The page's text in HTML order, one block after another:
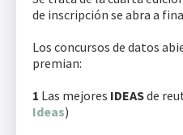
de inscripción se abra a
Los concursos de datos
premian:
1 Las mejores IDEASde
Ideas)